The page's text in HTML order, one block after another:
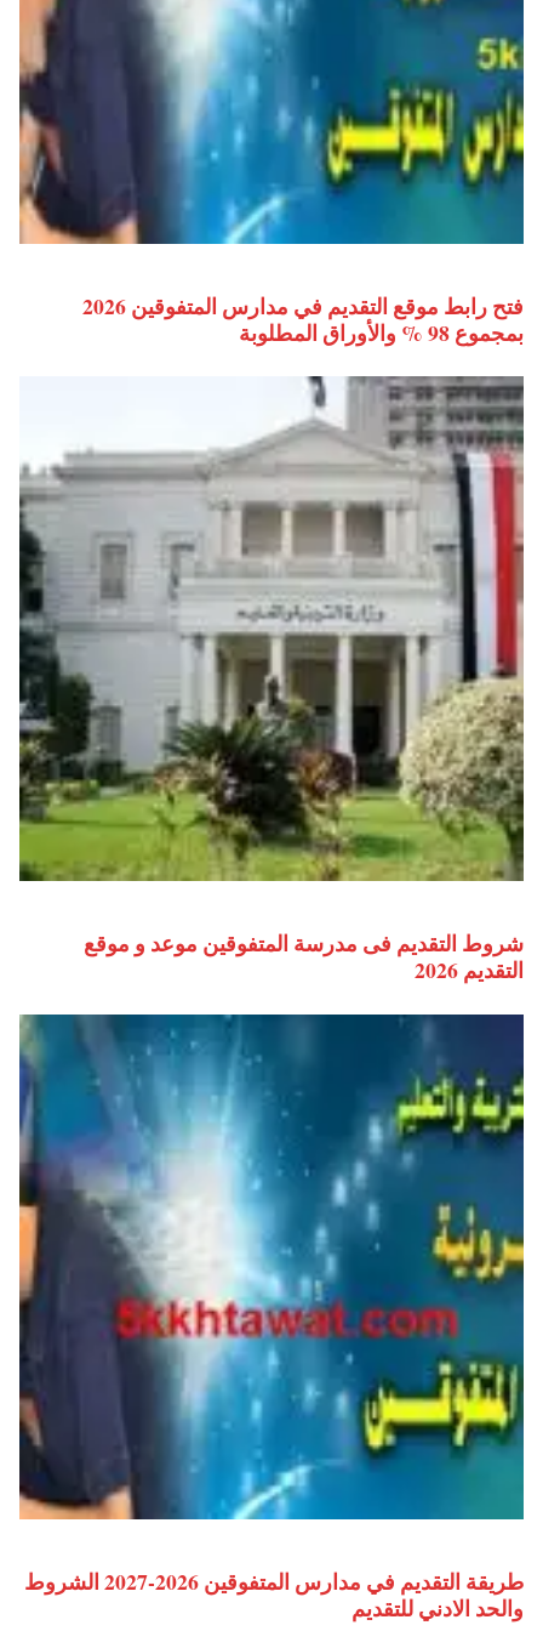
فتح رابط موقع التقديم في مدارس المتفوقين 2026
بمجموع 98 % والأوراق المطلوبة
شروط التقديم فى مدرسة المتفوقين موعد و موقع
التقديم 2026
طريقة التقديم في مدارس المتفوقين 2026-2027 الشروط
والحد الادني للتقديم